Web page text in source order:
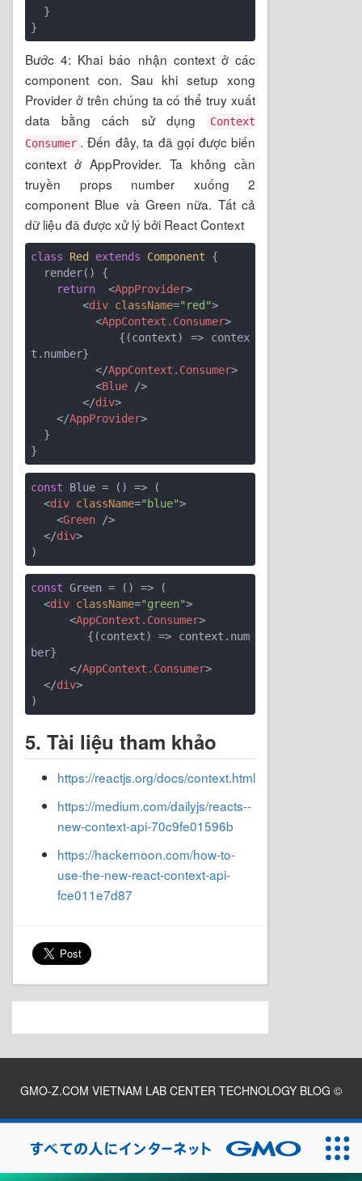
Bước 4: Khai báo nhận context ở các
component con. Sau khi setup xong
Provider ở trên chúng ta có thể truy xuất
data bằng cách sử dụng
Context
Consumer . Đến đây, ta đã gọi được biến
context ở AppProvider. Ta không cần
truyền props number xuống 2
component Blue và Green nữa. Tất cả
dữ liệu đã được xử lý bởi React Context
class Red extends Component
{
return
<AppProvider>
<div className="red">
<AppContext.Consumer>
t.number}
</AppContext.Consumer>
<Blue />
</div>
</AppProvider>
const Blue = () => (
<div className="blue">
<Green />
</div>
const Green = () => (
<div className="green">
<AppContext.Consumer>
ber}
</AppContext.Consumer>
</div>
5. Tài liệu tham khảo
https://reactjs.org/docs/context.html
https://medium.com/dailyjs/reacts-️-
new-context-api-70c9fe01596b
https://hackernoon.com/how-to-
use-the-new-react-context-api-
fce011e7d87
GMO-Z.COM VIETNAM LAB CENTER TECHNOLOGY BLOG ©
2026